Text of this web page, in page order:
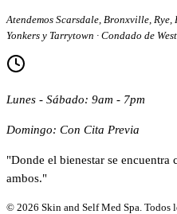
Atendemos Scarsdale, Bronxville,
Yonkers y Tarrytown · Condado de
Lunes - Sábado: 9am - 7pm
Domingo: Con Cita Previa
"Donde el bienestar se encuentra
ambos."
© 2026 Skin and Self Med Spa. Todos